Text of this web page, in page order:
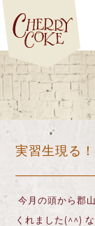
実習生現る！
今月の頭から郡
くれました(^^)